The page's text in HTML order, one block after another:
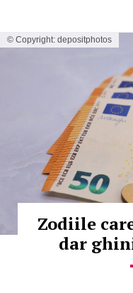
© Copyright: depositphotos
Zodiile
dar